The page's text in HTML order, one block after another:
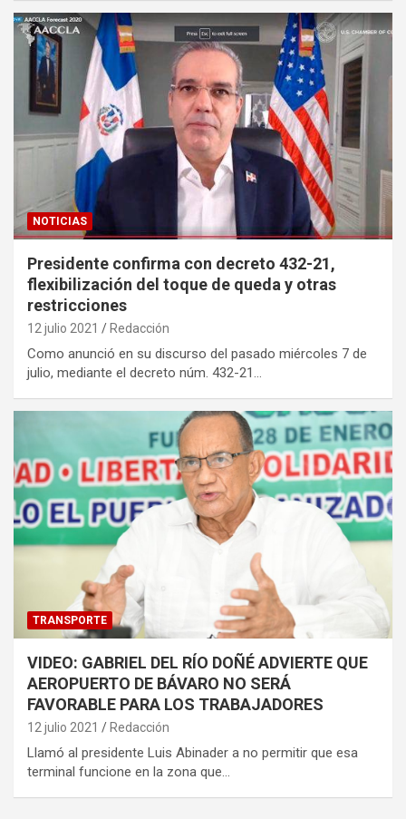
NOTICIAS
Presidente confirma con decreto 432-21,
flexibilización del toque de queda y otras
restricciones
12 julio 2021 Redacción
Como anunció en su discurso del pasado miércoles 7 de
julio, mediante el decreto núm. 432-21…
TRANSPORTE
VIDEO: GABRIEL DEL RÍO DOÑÉ ADVIERTE QUE
AEROPUERTO DE BÁVARO NO SERÁ
FAVORABLE PARA LOS TRABAJADORES
12 julio 2021 Redacción
Llamó al presidente Luis Abinader a no permitir que esa
terminal funcione en la zona que…